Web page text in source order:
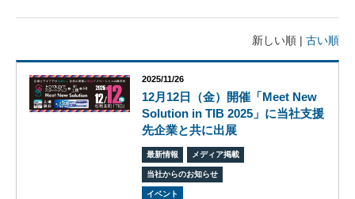
新しい順 | 古い順
2025/11/26
12月12日（金）開催「Meet New
Solution in TIB 2025」に当社支援
先企業と共に出展
最新情報 メディア掲載
当社からのお知らせ
イベント